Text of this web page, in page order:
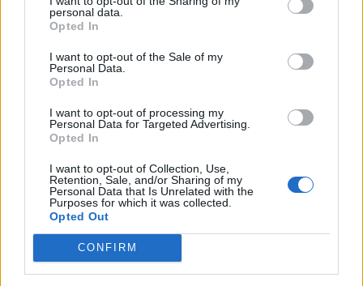
personal data.
Opted In
I want to opt-out of the Sale of my
Personal Data.
Opted In
I want to opt-out of processing my
Personal Data for Targeted Advertising.
Opted In
I want to opt-out of Collection, Use,
Retention, Sale, and/or Sharing of my
Personal Data that Is Unrelated with the
Purposes for which it was collected.
Opted Out
CONFIRM
WEBTV
Η Mercedes-AMG CLA 45 κατακτά το
Nürburgring με χρόνο – ρεκόρ στην
κατηγορία (Video)